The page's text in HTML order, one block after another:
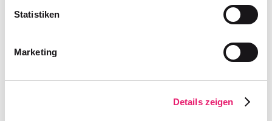
Statistiken
Marketing
Details zeigen